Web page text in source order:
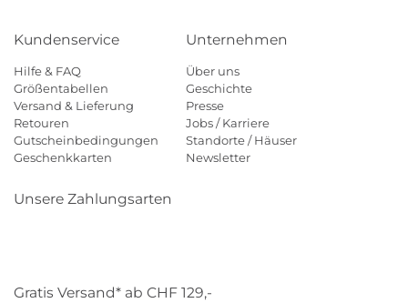
Kundenservice
Hilfe & FAQ
Größentabellen
Versand & Lieferung
Retouren
Gutscheinbedingungen
Geschenkkarten
Unternehmen
Über uns
Geschichte
Presse
Jobs / Karriere
Standorte / Häuser
Newsletter
Unsere Zahlungsarten
Gratis Versand* ab CHF 129,-